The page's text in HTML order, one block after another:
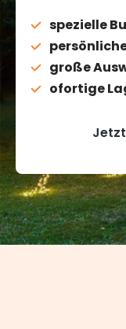
spezielle
große
ofortige